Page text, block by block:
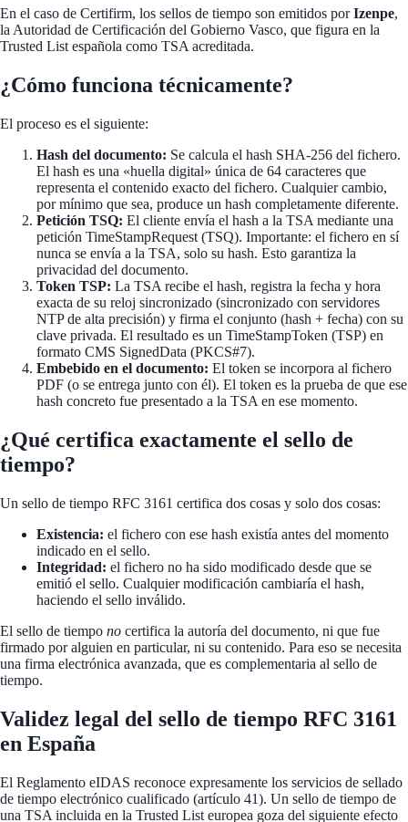
En el caso de Certifirm, los sellos de tiempo son emitidos porIzenpe,
la Autoridad de Certificación del Gobierno Vasco, que figura en la
Trusted List española como TSA acreditada.
¿Cómo funciona técnicamente?
El proceso es el siguiente:
Hash del documento: Se calcula el hash SHA-256 del fichero.
El hash es una «huella digital» única de 64 caracteres que
representa el contenido exacto del fichero. Cualquier cambio,
por mínimo que sea, produce un hash completamente diferente.
Petición TSQ: El cliente envía el hash a la TSA mediante una
petición TimeStampRequest (TSQ). Importante: el fichero en sí
nunca se envía a la TSA, solo su hash. Esto garantiza la
privacidad del documento.
Token TSP: La TSA recibe el hash, registra la fecha y hora
exacta de su reloj sincronizado (sincronizado con servidores
NTP de alta precisión) y firma el conjunto (hash + fecha) con su
clave privada. El resultado es un TimeStampToken (TSP) en
formato CMS SignedData (PKCS#7).
Embebido en el documento: El token se incorpora al fichero
PDF (o se entrega junto con él). El token es la prueba de que ese
hash concreto fue presentado a la TSA en ese momento.
¿Qué certifica exactamente el sello de
tiempo?
Un sello de tiempo RFC 3161 certifica dos cosas y solo dos cosas:
Existencia: el fichero con ese hash existía antes del momento
indicado en el sello.
Integridad: el fichero no ha sido modificado desde que se
emitió el sello. Cualquier modificación cambiaría el hash,
haciendo el sello inválido.
El sello de tiempo no certifica la autoría del documento, ni que fue
firmado por alguien en particular, ni su contenido. Para eso se necesita
una firma electrónica avanzada, que es complementaria al sello de
tiempo.
Validez legal del sello de tiempo RFC 3161
en España
El Reglamento eIDAS reconoce expresamente los servicios de sellado
de tiempo electrónico cualificado (artículo 41). Un sello de tiempo de
una TSA incluida en la Trusted List europea goza del siguiente efecto